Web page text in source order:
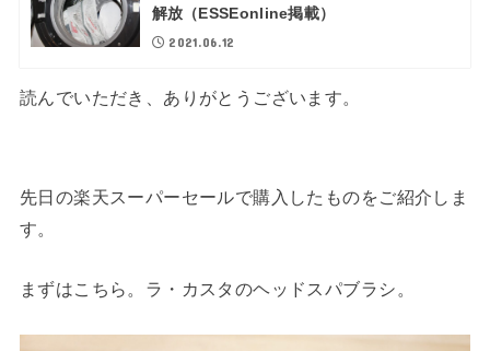
解放（ESSEonline掲載）
2021.06.12
読んでいただき、ありがとうございます。
先日の楽天スーパーセールで購入したものをご紹介しま
す。
まずはこちら。ラ・カスタのヘッドスパブラシ。